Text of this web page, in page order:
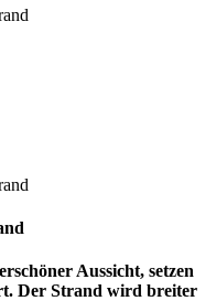
Aussicht, setzen
Der Strand wird breiter